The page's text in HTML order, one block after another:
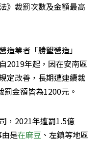
》裁罰次數及金額最高
造業者「勝朢營造」
2019年起，因在安南區
定改善，長期遭連續裁
金額皆為1200元。
，2021年遭罰1.5億
是在麻豆 、左鎮等地區